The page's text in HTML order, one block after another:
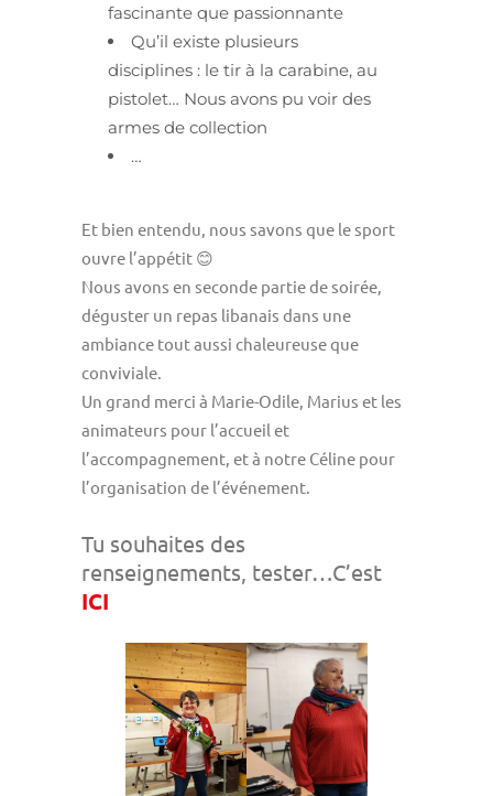
fascinante que passionnante
Qu’il existe plusieurs
disciplines : le tir à la carabine, au
pistolet… Nous avons pu voir des
armes de collection
…
Et bien entendu, nous savons que le sport
ouvre l’appétit 😊
Nous avons en seconde partie de soirée,
déguster un repas libanais dans une
ambiance tout aussi chaleureuse que
conviviale.
Un grand merci à Marie-Odile, Marius et les
animateurs pour l’accueil et
l’accompagnement, et à notre Céline pour
l’organisation de l’événement.
Tu souhaites des
renseignements, tester…C’est
ICI